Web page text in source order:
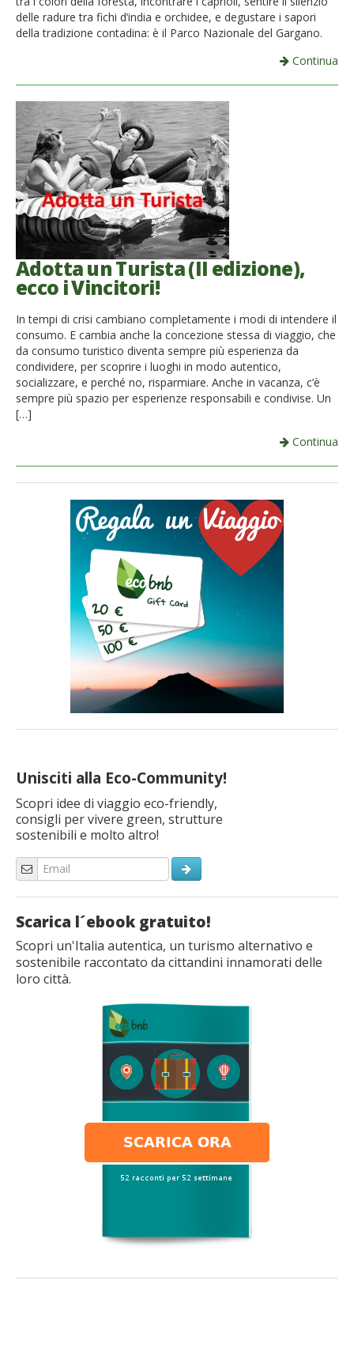
delle radure tra fichi d’india e orchidee, e degustare i sapori
della tradizione contadina: è il Parco Nazionale del Gargano.
Continua
Adotta un Turista (II edizione),
ecco i Vincitori!
In tempi di crisi cambiano completamente i modi di intendere il
consumo. E cambia anche la concezione stessa di viaggio, che
da consumo turistico diventa sempre più esperienza da
condividere, per scoprire i luoghi in modo autentico,
socializzare, e perché no, risparmiare. Anche in vacanza, c’è
sempre più spazio per esperienze responsabili e condivise. Un
[…]
Continua
Unisciti alla Eco-Community!
Scopri idee di viaggio eco-friendly,
consigli per vivere green, strutture
sostenibili e molto altro!
Scarica l´ebook gratuito!
Scopri un'Italia autentica, un turismo alternativo e
sostenibile raccontato da cittandini innamorati delle
loro città.